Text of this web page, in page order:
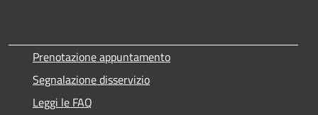
Prenotazione appuntamento
Segnalazione disservizio
Leggi le FAQ